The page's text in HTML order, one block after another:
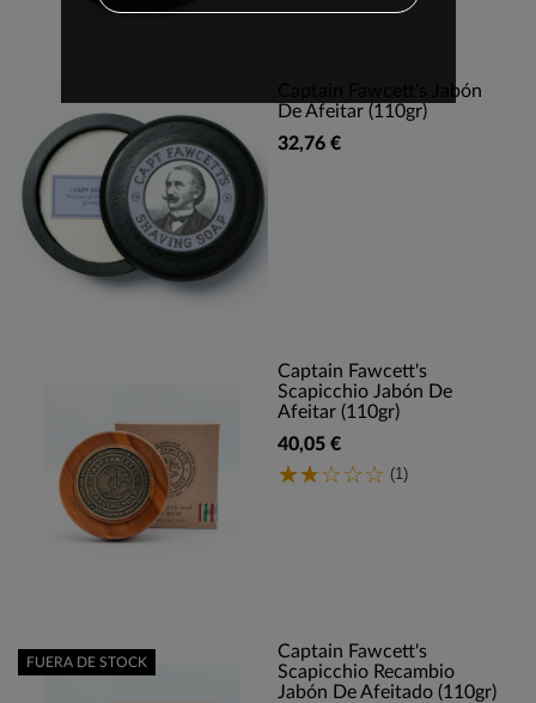
Captain Fawcett's Jabón
De Afeitar (110gr)
32,76 €
Captain Fawcett's
Scapicchio Jabón De
Afeitar (110gr)
40,05 €
(1)
Captain Fawcett's
Scapicchio Recambio
Jabón De Afeitado (110gr)
FUERA DE STOCK